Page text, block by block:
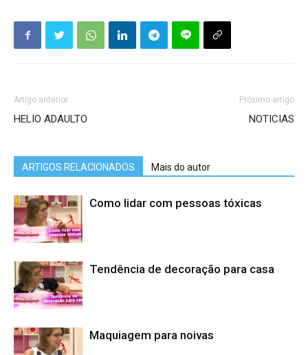
Artigo anterior
HELIO ADAULTO
Próximo artigo
NOTICIAS
ARTIGOS RELACIONADOS Mais do autor
Como lidar com pessoas tóxicas
Tendência de decoração para casa
Maquiagem para noivas